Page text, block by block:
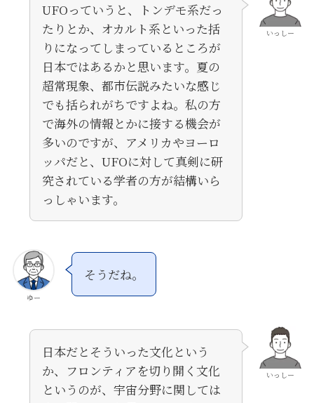
いっしー
UFOっていうと、トンデモ系だっ
たりとか、オカルト系といった括
りになってしまっているところが
日本ではあるかと思います。夏の
超常現象、都市伝説みたいな感じ
でも括られがちですよね。私の方
で海外の情報とかに接する機会が
多いのですが、アメリカやヨーロ
ッパだと、UFOに対して真剣に研
究されている学者の方が結構いら
っしゃいます。
ゆー
そうだね。
いっしー
日本だとそういった文化という
か、フロンティアを切り開く文化
というのが、宇宙分野に関しては